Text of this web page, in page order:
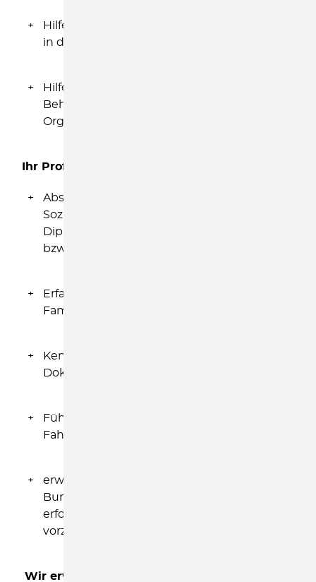
Hilfestellung bei der Integration der Familie
in das soziale Umfeld
Hilfestellung im Umgang mit Ämtern und
Behörden, Institutionen und
Organisationen
Ihr Profil
Abschluss als Bachelor oder Diplom-
Sozialarbeiter/in bzw.
Diplomsozialpädagogin/Diplomsozialpädagoge
bzw. ähnliche soziale Berufsausbildung
Erfahrungen in der Sozialpädagogischen
Familienhilfe
Kenntnisse in Methodenarbeit und
Dokumentation
Führerschein Klasse B (PKW bis 3,5 t) und
Fahrpraxis zwingend erforderlich
erweitertes Führungszeugnis gem. § 30a
Bundeszentralregistergesetz zwingend
erforderlich (ist erst bei Einstellung
vorzulegen).
Wir erwarten von Ihnen des Weiteren